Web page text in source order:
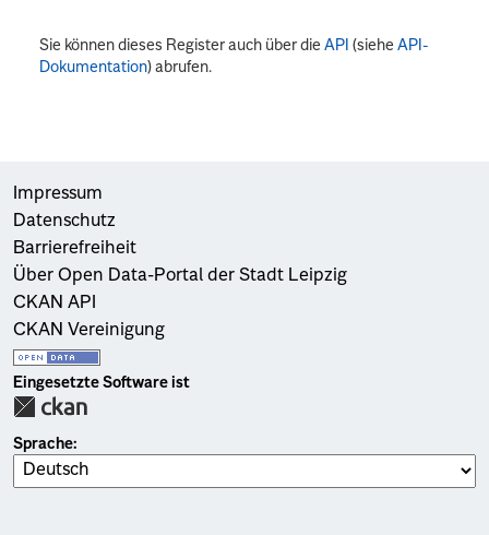
Sie können dieses Register auch über dieAPI (sieheAPI-
Dokumentation) abrufen.
Impressum
Datenschutz
Barrierefreiheit
Über Open Data-Portal der Stadt Leipzig
CKAN API
CKAN Vereinigung
Eingesetzte Software ist
Sprache